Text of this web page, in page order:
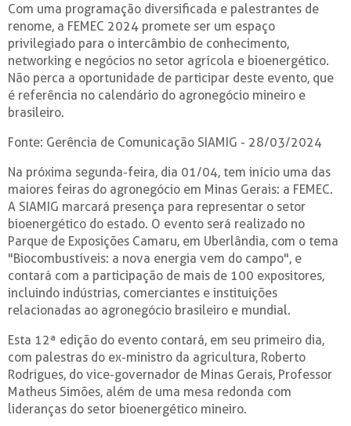
Com uma programação diversificada e palestrantes de
renome, a FEMEC 2024 promete ser um espaço
privilegiado para o intercâmbio de conhecimento,
networking e negócios no setor agrícola e bioenergético.
Não perca a oportunidade de participar deste evento, que
é referência no calendário do agronegócio mineiro e
brasileiro.
Fonte: Gerência de Comunicação SIAMIG - 28/03/2024
Na próxima segunda-feira, dia 01/04, tem início uma das
maiores feiras do agronegócio em Minas Gerais: a FEMEC.
A SIAMIG marcará presença para representar o setor
bioenergético do estado. O evento será realizado no
Parque de Exposições Camaru, em Uberlândia, com o tema
"Biocombustíveis: a nova energia vem do campo", e
contará com a participação de mais de 100 expositores,
incluindo indústrias, comerciantes e instituições
relacionadas ao agronegócio brasileiro e mundial.
Esta 12ª edição do evento contará, em seu primeiro dia,
com palestras do ex-ministro da agricultura, Roberto
Rodrigues, do vice-governador de Minas Gerais, Professor
Matheus Simões, além de uma mesa redonda com
lideranças do setor bioenergético mineiro.